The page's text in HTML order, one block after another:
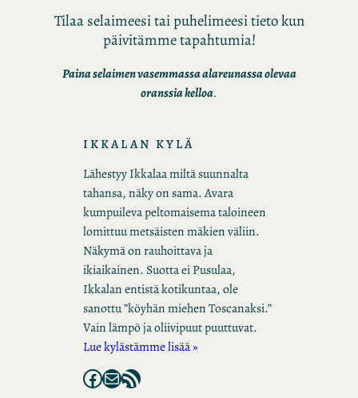
Tilaa selaimeesi tai puhelimeesi tieto kun
päivitämme tapahtumia!
Paina selaimen vasemmassa alareunassa olevaa
oranssia kelloa.
IKKALAN KYLÄ
Lähestyy Ikkalaa miltä suunnalta
tahansa, näky on sama. Avara
kumpuileva peltomaisema taloineen
lomittuu metsäisten mäkien väliin.
Näkymä on rauhoittava ja
ikiaikainen. Suotta ei Pusulaa,
Ikkalan entistä kotikuntaa, ole
sanottu ”köyhän miehen Toscanaksi.”
Vain lämpö ja oliivipuut puuttuvat.
Lue kylästämme lisää »
Facebook Mail RSS Feed